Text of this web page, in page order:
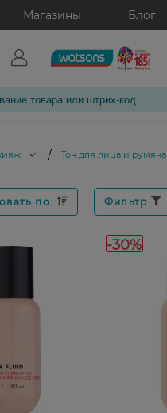
Магазины Блог
/ Тон для лица и румяна
по: Фильтр
-30%